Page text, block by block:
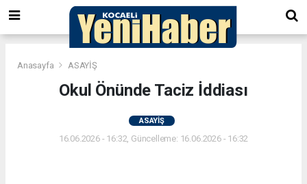
Anasayfa ASAYİŞ
Okul Önünde Taciz İddiası
ASAYİŞ
16.06.2026 - 16:32, Güncelleme: 16.06.2026 - 16:32